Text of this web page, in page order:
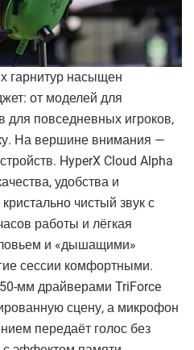
гарнитур насыщен
от моделей для
для повседневных игроков,
На вершине внимания —
HyperX Cloud Alpha
удобства и
чистый звук с
работы и лёгкая
и «дышащими»
сессии комфортными.
мм драйверами TriForce
сцену, а микрофон
передаёт голос без